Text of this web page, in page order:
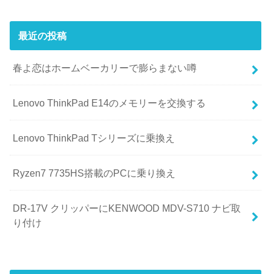
最近の投稿
春よ恋はホームベーカリーで膨らまない噂
Lenovo ThinkPad E14のメモリーを交換する
Lenovo ThinkPad Tシリーズに乗換え
Ryzen7 7735HS搭載のPCに乗り換え
DR-17V クリッパーにKENWOOD MDV-S710 ナビ取
り付け